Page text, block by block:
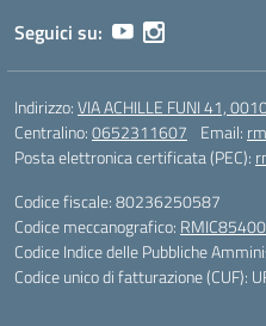
Seguici su:
Indirizzo:VIA ACHILLE FUNI 41,
Centralino:0652311607 Email:
Posta elettronica certificata (PEC):
Codice fiscale: 80236250587
Codice meccanografico:
Codice Indice delle Pubbliche
Codice unico di fatturazione (CUF):